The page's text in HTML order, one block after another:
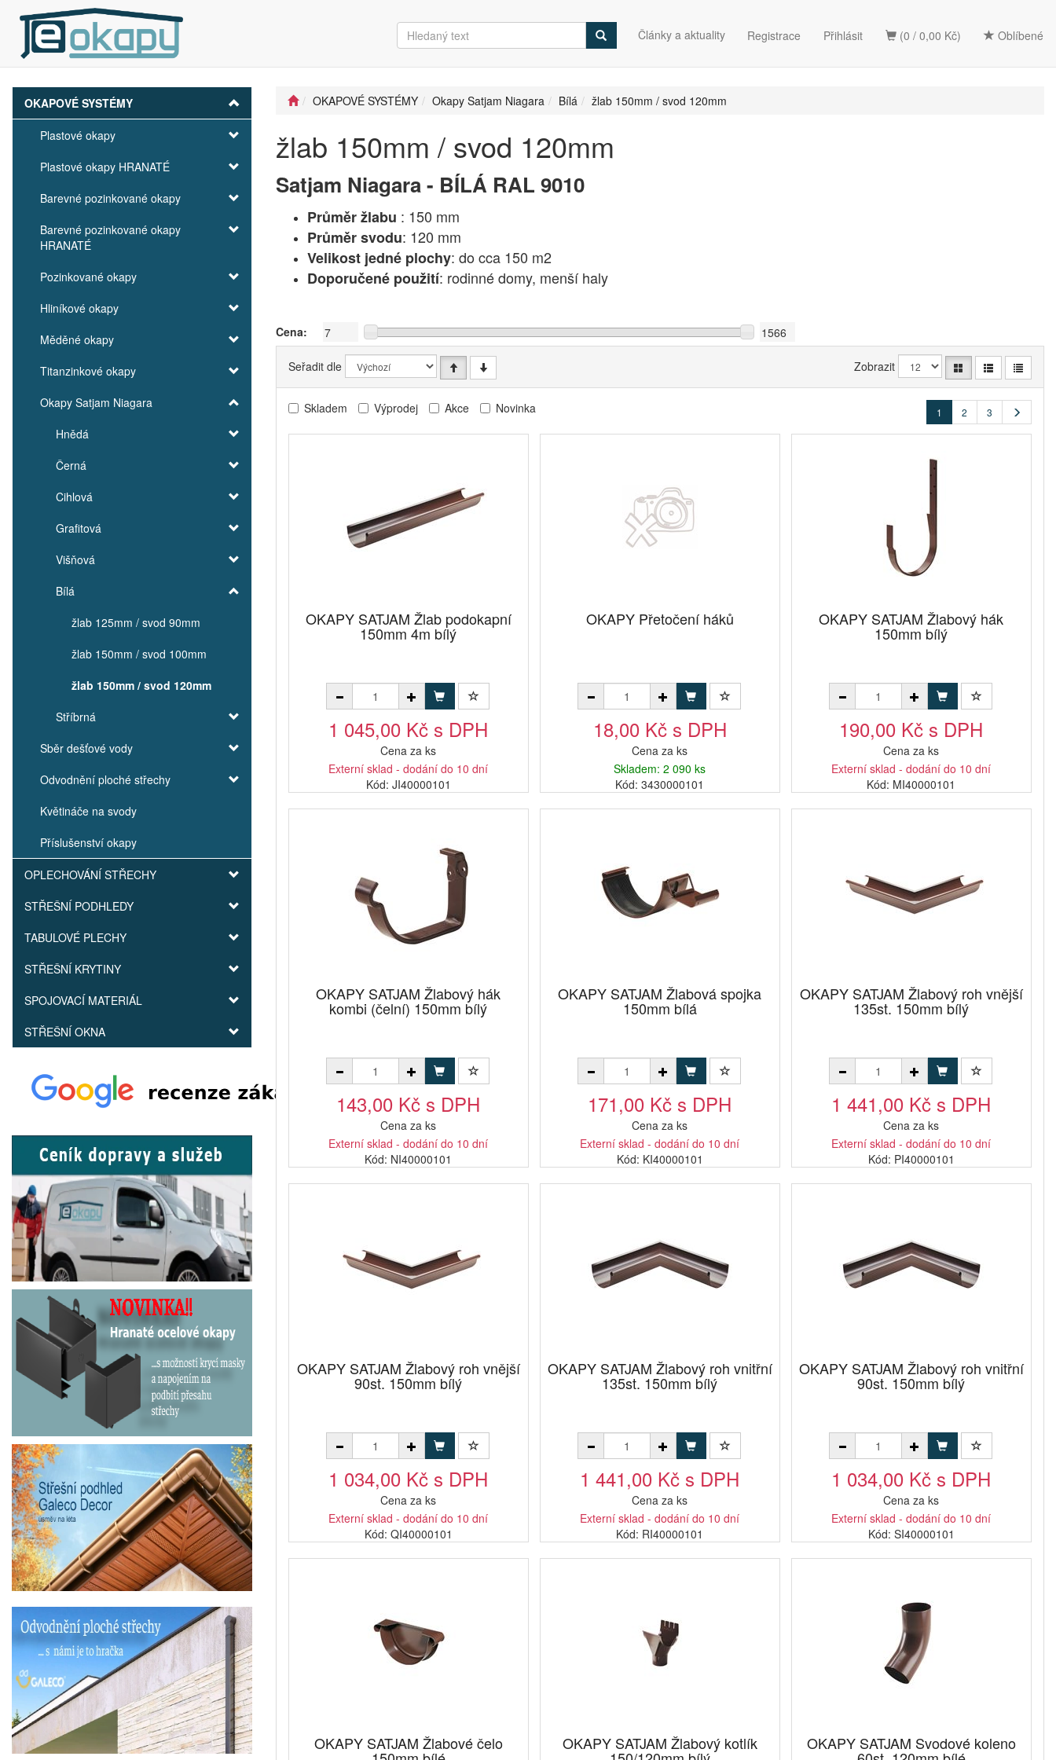
(0 / 0,00 Kč) Oblíbené
Články a aktuality Registrace Přihlásit
OKAPOVÉ SYSTÉMY
Plastové okapy
Plastové okapy HRANATÉ
Barevné pozinkované okapy
Barevné pozinkované okapy
HRANATÉ
Pozinkované okapy
Hliníkové okapy
Měděné okapy
Titanzinkové okapy
Okapy Satjam Niagara
Hnědá
Černá
Cihlová
Grafitová
Višňová
Bílá
žlab 125mm / svod 90mm
žlab 150mm / svod 100mm
žlab 150mm / svod 120mm
Stříbrná
Sběr dešťové vody
Odvodnění ploché střechy
Květináče na svody
Příslušenství okapy
OPLECHOVÁNÍ STŘECHY
STŘEŠNÍ PODHLEDY
TABULOVÉ PLECHY
STŘEŠNÍ KRYTINY
SPOJOVACÍ MATERIÁL
STŘEŠNÍ OKNA
OKAPOVÉ SYSTÉMY Okapy Satjam Niagara Bílá žlab 150mm / svod 120mm
žlab 150mm / svod 120mm
Satjam Niagara - BÍLÁ RAL 9010
Průměr žlabu : 150 mm
Průměr svodu: 120 mm
Velikost jedné plochy: do cca 150 m2
Doporučené použití: rodinné domy, menší haly
Cena:
Seřadit dle Zobrazit
Skladem Výprodej Akce Novinka 1 2 3
OKAPY SATJAM Žlab podokapní
150mm 4m bílý
1 045,00 Kč s DPH
Cena za ks
Externí sklad - dodání do 10 dní
Kód: JI40000101
OKAPY Přetočení háků
18,00 Kč s DPH
Cena za ks
Skladem: 2 090 ks
Kód: 3430000101
OKAPY SATJAM Žlabový hák
150mm bílý
190,00 Kč s DPH
Cena za ks
Externí sklad - dodání do 10 dní
Kód: MI40000101
OKAPY SATJAM Žlabový hák
kombi (čelní) 150mm bílý
143,00 Kč s DPH
Cena za ks
Externí sklad - dodání do 10 dní
Kód: NI40000101
OKAPY SATJAM Žlabová spojka
150mm bílá
171,00 Kč s DPH
Cena za ks
Externí sklad - dodání do 10 dní
Kód: KI40000101
OKAPY SATJAM Žlabový roh vnější
135st. 150mm bílý
1 441,00 Kč s DPH
Cena za ks
Externí sklad - dodání do 10 dní
Kód: PI40000101
OKAPY SATJAM Žlabový roh vnější
90st. 150mm bílý
1 034,00 Kč s DPH
Cena za ks
Externí sklad - dodání do 10 dní
Kód: QI40000101
OKAPY SATJAM Žlabový roh vnitřní
135st. 150mm bílý
1 441,00 Kč s DPH
Cena za ks
Externí sklad - dodání do 10 dní
Kód: RI40000101
OKAPY SATJAM Žlabový roh vnitřní
90st. 150mm bílý
1 034,00 Kč s DPH
Cena za ks
Externí sklad - dodání do 10 dní
Kód: SI40000101
OKAPY SATJAM Žlabové čelo OKAPY SATJAM Žlabový kotlík OKAPY SATJAM Svodové koleno